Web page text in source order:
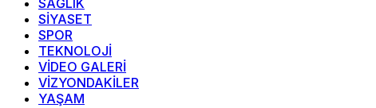
SAĞLIK
SİYASET
SPOR
TEKNOLOJİ
VİDEO GALERİ
VİZYONDAKİLER
YAŞAM